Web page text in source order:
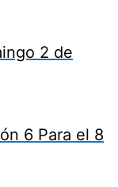
2 de
6 Para el 8